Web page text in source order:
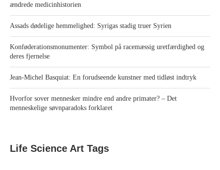
ændrede medicinhistorien
Assads dødelige hemmelighed: Syrigas stadig truer Syrien
Konføderationsmonumenter: Symbol på racemæssig uretfærdighed og
deres fjernelse
Jean-Michel Basquiat: En forudseende kunstner med tidløst indtryk
Hvorfor sover mennesker mindre end andre primater? – Det
menneskelige søvnparadoks forklaret
Life Science Art Tags